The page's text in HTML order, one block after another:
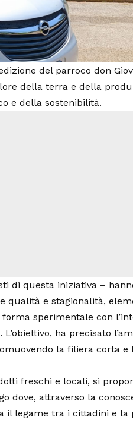
del parroco don
della terra e della
e della sostenibilità.
di questa iniziativa –
qualità e stagionalità,
sperimentale con
ha precisato
la filiera corta e
freschi e locali, si
dove, attraverso la
il legame tra i cittadini e la